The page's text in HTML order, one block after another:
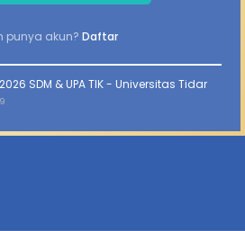
punya akun? Daftar
SDM & UPA TIK - Universitas Tidar